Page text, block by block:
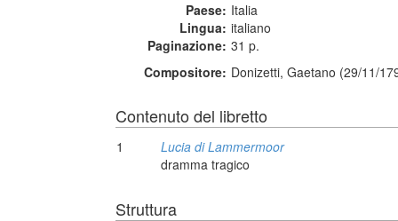
Paese: Italia
Lingua: italiano
Paginazione: 31 p.
Compositore: Donizetti, Gaetano (29/11/
Contenuto del libretto
1
Lucia di Lammermoor
dramma tragico
Struttura